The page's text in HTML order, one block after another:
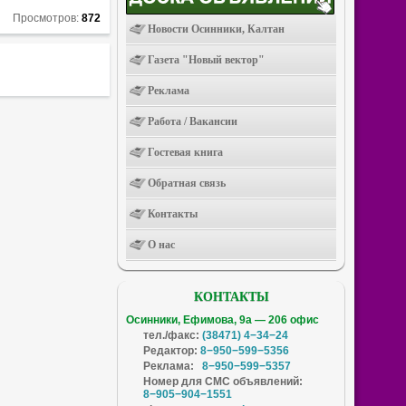
Просмотров: 872
Новости Осинники, Калтан
Газета "Новый вектор"
Реклама
Работа / Вакансии
Гостевая книга
Обратная связь
Контакты
О нас
КОНТАКТЫ
Осинники, Ефимова, 9а — 206 офис
тел./факс: (38471) 4−34−24
Редактор: 8−950−599−5356
Реклама:
8−950−599−5357
Номер для СМС объявлений:
8−905−904−1551